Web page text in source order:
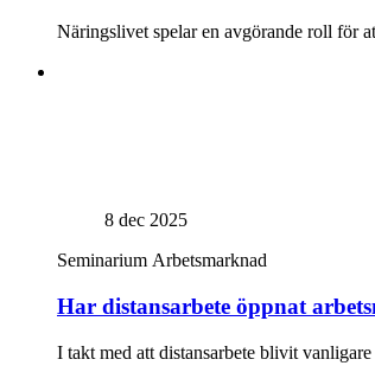
Näringslivet spelar en avgörande roll för
8 dec 2025
Seminarium Arbetsmarknad
Har distansarbete öppnat
I takt med att distansarbete blivit